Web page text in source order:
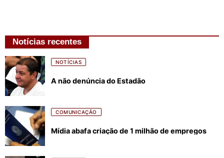
Notícias recentes
NOTÍCIAS
A não denúncia do Estadão
COMUNICAÇÃO
Mídia abafa criação de 1 milhão de empregos